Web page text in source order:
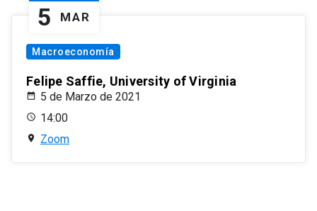
5 MAR
Macroeconomía
Felipe Saffie, University of Virginia
5 de Marzo de 2021
14:00
Zoom